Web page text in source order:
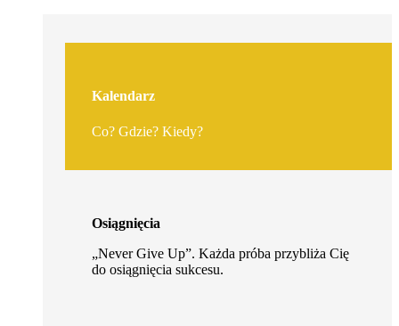
Kalendarz
Co? Gdzie? Kiedy?
Osiągnięcia
„Never Give Up”. Każda próba przybliża Cię
do osiągnięcia sukcesu.